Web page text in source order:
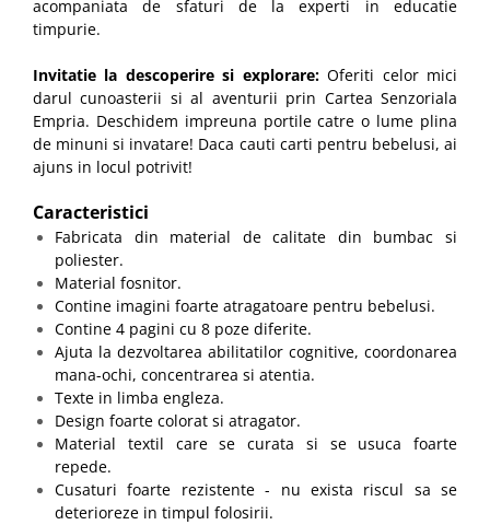
acompaniata de sfaturi de la experti in educatie
timpurie.
Invitatie la descoperire si explorare:Oferiti celor mici
darul cunoasterii si al aventurii prin Cartea Senzoriala
Empria. Deschidem impreuna portile catre o lume plina
de minuni si invatare! Daca cauti carti pentru bebelusi, ai
ajuns in locul potrivit!
Caracteristici
Fabricata din material de calitate din bumbac si
poliester.
Material fosnitor.
Contine imagini foarte atragatoare pentru bebelusi.
Contine 4 pagini cu 8 poze diferite.
Ajuta la dezvoltarea abilitatilor cognitive, coordonarea
mana-ochi, concentrarea si atentia.
Texte in limba engleza.
Design foarte colorat si atragator.
Material textil care se curata si se usuca foarte
repede.
Cusaturi foarte rezistente - nu exista riscul sa se
deterioreze in timpul folosirii.